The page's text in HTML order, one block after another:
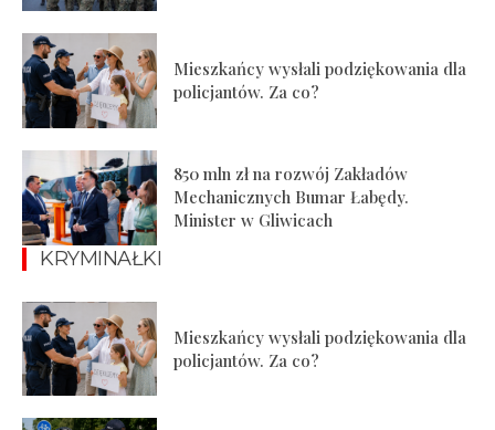
Mieszkańcy wysłali podziękowania dla
policjantów. Za co?
850 mln zł na rozwój Zakładów
Mechanicznych Bumar Łabędy.
Minister w Gliwicach
KRYMINAŁKI
Mieszkańcy wysłali podziękowania dla
policjantów. Za co?